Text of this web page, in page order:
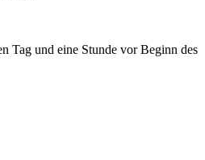
Tag und eine Stunde vor Beginn des